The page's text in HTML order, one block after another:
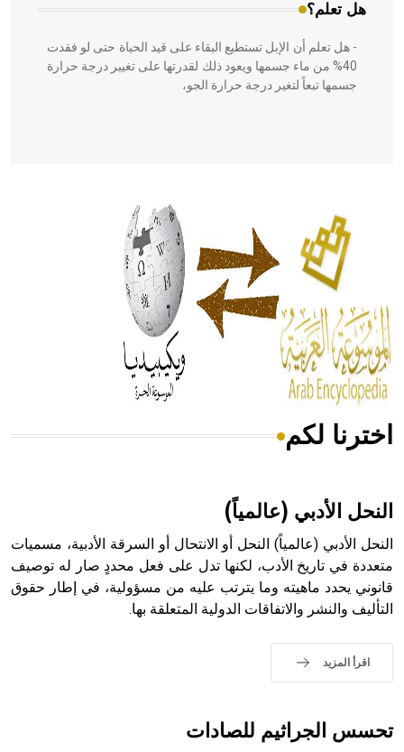
هل تعلم؟
- هل تعلم أن الإبل تستطيع البقاء على قيد الحياة حتى لو فقدت
40% من ماء جسمها ويعود ذلك لقدرتها على تغيير درجة حرارة
جسمها تبعاً لتغير درجة حرارة الجو،
الحكم، الأدلة، تنظيم التغذية، ورسالته في جروح الرأس. ويعود
له الفضل بأنه حرر الطب من الدين والفلسفة.
- هل تعلم أن المرجان إفراز حيواني يتكون في البحر ويتركب
من مادة كربونات الكلسيوم، وهو أحمر أو شديد الحمرة وهو
أجود أنواعه، ويمتاز بكبر الحجم ويسمى الش
هل تعلم أن الأبسيد كلمة فرنسية اللفظ تم اعتمادها مصطلحاً
- هل تعلم أن أبجر Abgar اسم معروف جيداً يعود إلى عدد من
الملوك الذين حكموا مدينة إديسا (الرها) من أبجر الأول وحتى
sign تكتب منفصلة غير متصلة، وتعتمد المبدأ الأكوروفوني،
اخترنا لكم
النحل الأدبي (عالمياً)
النحل الأدبي (عالمياً) النحل أو الانتحال أو السرقة الأدبية، مسميات
متعددة في تاريخ الأدب، لكنها تدل على فعل محددٍ صار له توصيف
قانوني يحدد ماهيته وما يترتب عليه من مسؤولية، في إطار حقوق
التأليف والنشر والاتفاقات الدولية المتعلقة بها.
اقرأ المزيد
تحسس الجراثيم للصادات